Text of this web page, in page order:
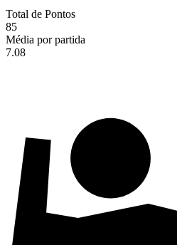
Total de Pontos
85
Média por partida
7.08